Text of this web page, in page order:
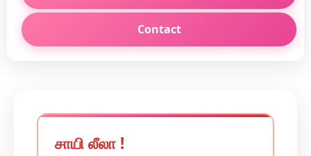
Contact
சாயி லீலா !